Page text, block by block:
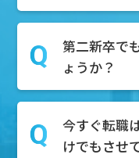
就活のプロ
職務経歴書
業全般をサポ
私服で構い
さい。
第二新卒で
ょうか？
もちろん可
積極的に採
今すぐ転職
けでもさせ